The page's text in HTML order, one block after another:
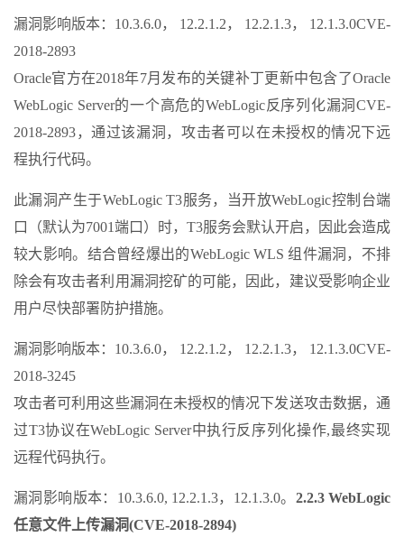
漏洞影响版本：10.3.6.0， 12.2.1.2， 12.2.1.3， 12.1.3.0CVE-
2018-2893
Oracle官方在2018年7月发布的关键补丁更新中包含了Oracle
WebLogic Server的一个高危的WebLogic反序列化漏洞CVE-
2018-2893，通过该漏洞，攻击者可以在未授权的情况下远
程执行代码。
此漏洞产生于WebLogic T3服务，当开放WebLogic控制台端
口（默认为7001端口）时，T3服务会默认开启，因此会造成
较大影响。结合曾经爆出的WebLogic WLS 组件漏洞，不排
除会有攻击者利用漏洞挖矿的可能，因此，建议受影响企业
用户尽快部署防护措施。
漏洞影响版本：10.3.6.0， 12.2.1.2， 12.2.1.3， 12.1.3.0CVE-
2018-3245
攻击者可利用这些漏洞在未授权的情况下发送攻击数据，通
过T3协议在WebLogic Server中执行反序列化操作,最终实现
远程代码执行。
漏洞影响版本：10.3.6.0, 12.2.1.3，12.1.3.0。 2.2.3 WebLogic
任意文件上传漏洞(CVE-2018-2894)